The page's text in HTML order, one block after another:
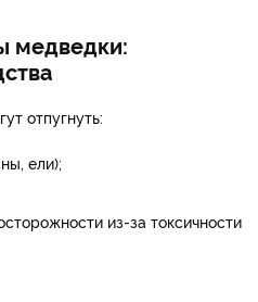
медведки:
отпугнуть:
ели);
из-за токсичности